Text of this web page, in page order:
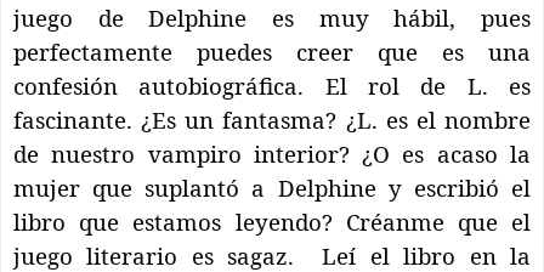
juego de Delphine es muy hábil, pues
perfectamente puedes creer que es una
confesión autobiográfica. El rol de L. es
fascinante. ¿Es un fantasma? ¿L. es el nombre
de nuestro vampiro interior? ¿O es acaso la
mujer que suplantó a Delphine y escribió el
libro que estamos leyendo? Créanme que el
juego literario es sagaz.
Leí el libro en la